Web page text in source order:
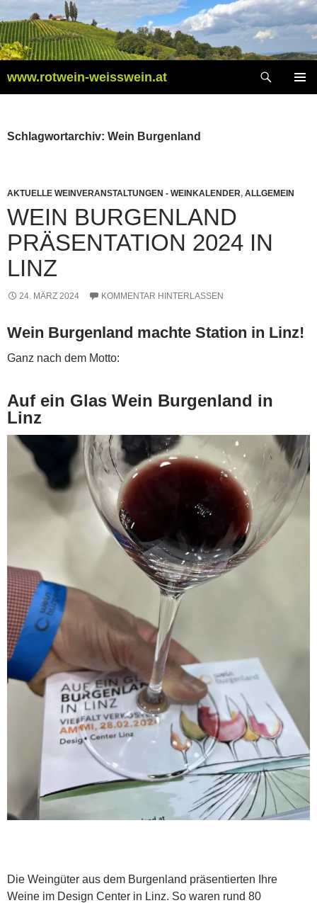
Inhalt
springen
www.rotwein-weisswein.at
Schlagwortarchiv: Wein Burgenland
AKTUELLE WEINVERANSTALTUNGEN - WEINKALENDER, ALLGEMEIN
WEIN BURGENLAND
PRÄSENTATION 2024 IN
LINZ
24. MÄRZ 2024 KOMMENTAR HINTERLASSEN
Wein Burgenland machte Station in Linz!
Ganz nach dem Motto:
Auf ein Glas Wein Burgenland in
Linz
Die Weingüter aus dem Burgenland präsentierten Ihre
Weine im Design Center in Linz. So waren rund 80